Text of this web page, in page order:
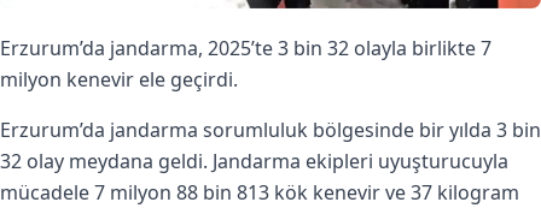
Erzurum’da jandarma, 2025’te 3 bin 32 olayla birlikte 7
milyon kenevir ele geçirdi.
Erzurum’da jandarma sorumluluk bölgesinde bir yılda 3 bin
32 olay meydana geldi. Jandarma ekipleri uyuşturucuyla
mücadele 7 milyon 88 bin 813 kök kenevir ve 37 kilogram